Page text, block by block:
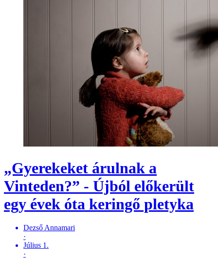
„Gyerekeket árulnak a
Vinteden?” - Újból előkerült
egy évek óta keringő pletyka
Dezső Annamari
·
Július 1.
·